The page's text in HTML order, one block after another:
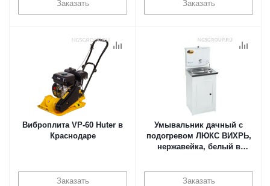
Заказать Заказать
Виброплита VP-60 Huter в
Краснодаре
Заказать
Умывальник дачный с
подогревом ЛЮКС ВИХРЬ,
нержавейка, белый в
Заказать